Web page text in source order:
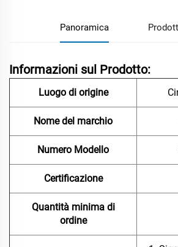
Panoramica
Informazioni sul Prodotto:
Luogo di origine
Nome del marchio
Numero Modello
Certificazione
Quantità minima di
ordine